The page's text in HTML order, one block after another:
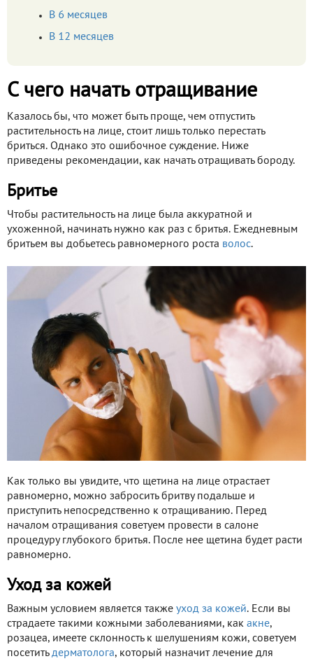
В 6 месяцев
В 12 месяцев
С чего начать отращивание
Казалось бы, что может быть проще, чем отпустить
растительность на лице, стоит лишь только перестать
бриться. Однако это ошибочное суждение. Ниже
приведены рекомендации, как начать отращивать бороду.
Бритье
Чтобы растительность на лице была аккуратной и
ухоженной, начинать нужно как раз с бритья. Ежедневным
бритьем вы добьетесь равномерного роста волос.
Как только вы увидите, что щетина на лице отрастает
равномерно, можно забросить бритву подальше и
приступить непосредственно к отращиванию. Перед
началом отращивания советуем провести в салоне
процедуру глубокого бритья. После нее щетина будет расти
равномерно.
Уход за кожей
Важным условием является также уход за кожей. Если вы
страдаете такими кожными заболеваниями, как акне,
розацеа, имеете склонность к шелушениям кожи, советуем
посетить дерматолога, который назначит лечение для